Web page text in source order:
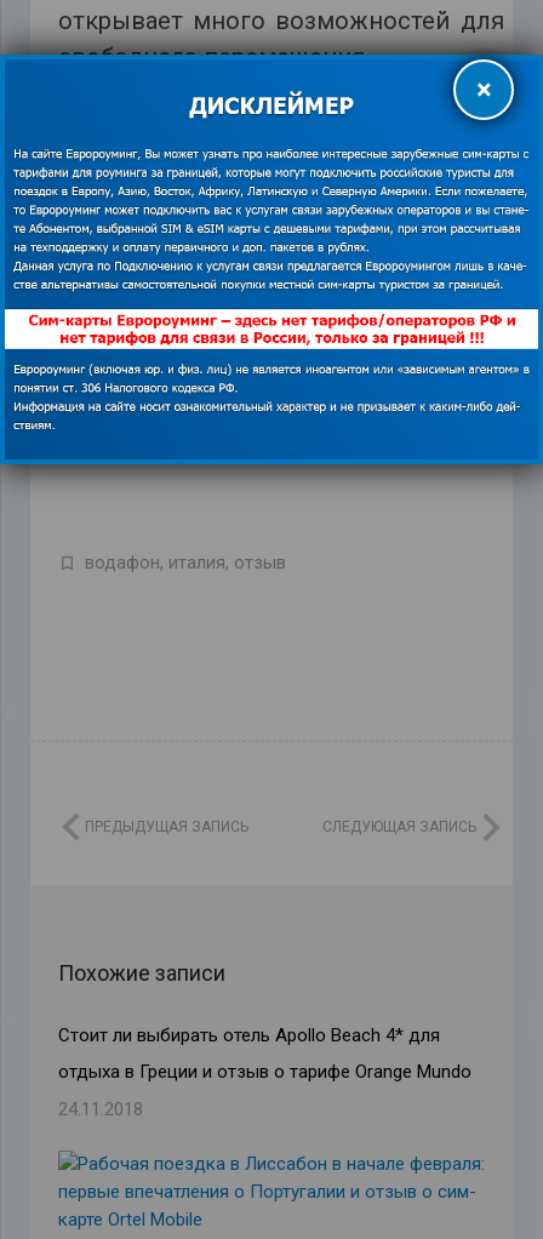
открывает много возможностей для
свободного перемещения.
❗
*Изображения использованы из открытых
источников. В случае наличия прав на
данный материал просим связаться с
редакцией для решения вопроса о
корректном указании авторства или
удаления изображения.Показать
контакты
водафон, италия, отзыв
ПРЕДЫДУЩАЯ ЗАПИСЬ СЛЕДУЮЩАЯ ЗАПИСЬ
Похожие записи
Стоит ли выбирать отель Apollo Beach 4* для
отдыха в Греции и отзыв о тарифе Orange Mundo
24.11.2018
×